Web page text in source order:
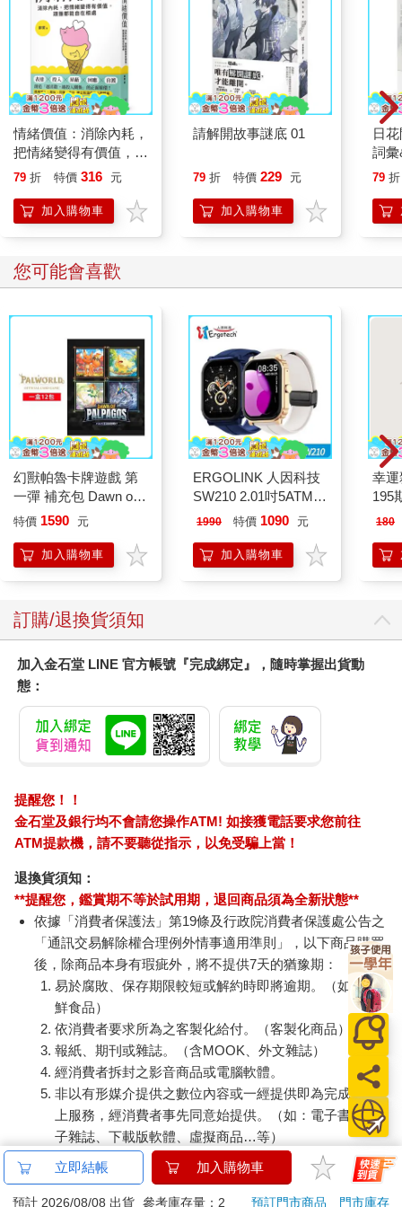
情緒價值：消除內耗，
把情緒變得有價值，跟
誰都能自在相處
79 折 特價 316 元
加入購物車
請解開故事謎底 01
79 折 特價 229 元
加入購物車
日
詞
79 折
您可能會喜歡
幻獸帕魯卡牌遊戲 第
一彈 補充包 Dawn of
Palpagos（日文版一
特價 1590 元
加入購物車
ERGOLINK 人因科技
SW210 2.01吋5ATM游
泳心率血氧藍牙通話腕
1990 特價 1090 元
加入購物車
幸運
195
180
訂購/退換貨須知
加入金石堂 LINE 官方帳號『完成綁定』，隨時掌握出貨動
態：
提醒您！！
金石堂及銀行均不會請您操作ATM! 如接獲電話要求您前往
ATM提款機，請不要聽從指示，以免受騙上當！
退換貨須知：
**提醒您，鑑賞期不等於試用期，退回商品須為全新狀態**
依據「消費者保護法」第19條及行政院消費者保護處公告之
「通訊交易解除權合理例外情事適用準則」，以下商品購買
後，除商品本身有瑕疵外，將不提供7天的猶豫期：
易於腐敗、保存期限較短或解約時即將逾期。（如：生
鮮食品）
依消費者要求所為之客製化給付。（客製化商品）
報紙、期刊或雜誌。（含MOOK、外文雜誌）
經消費者拆封之影音商品或電腦軟體。
非以有形媒介提供之數位內容或一經提供即為完成之線
上服務，經消費者事先同意始提供。（如：電子書、電
子雜誌、下載版軟體、虛擬商品…等）
已拆封之個人衛生用品。（如：內衣褲、刮鬍刀、除毛
若非上列種類商品，均享有到貨7天的猶豫期（含例假
立即結帳 加入購物車
預計 2026/08/08 出貨 參考庫存量：2 預訂門市商品
門市庫存